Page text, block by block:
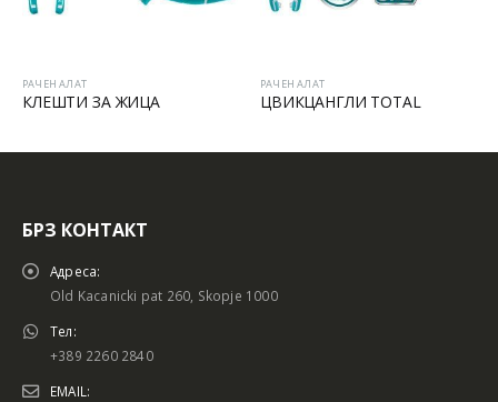
РАЧЕН АЛАТ
КЛЕШТИ ЗА ЖИЦА
РАЧЕН АЛАТ
ЦВИКЦАНГЛИ TOTAL
БРЗ КОНТАКТ
Адреса:
Old Kacanicki pat 260, Skopje 1000
Тел:
+389 2260 2840
EMAIL: